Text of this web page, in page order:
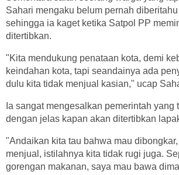
Sahari mengaku belum pernah
sehingga ia kaget ketika Satpol PP
ditertibkan.
"Kita mendukung penataan kota, demi
keindahan kota, tapi seandainya ada
dulu kita tidak menjual kasian," ucap
Ia sangat mengesalkan pemerintah yang
dengan jelas kapan akan ditertibkan
"Andaikan kita tau bahwa mau
menjual, istilahnya kita tidak rugi juga.
gorengan makanan, saya mau bawa